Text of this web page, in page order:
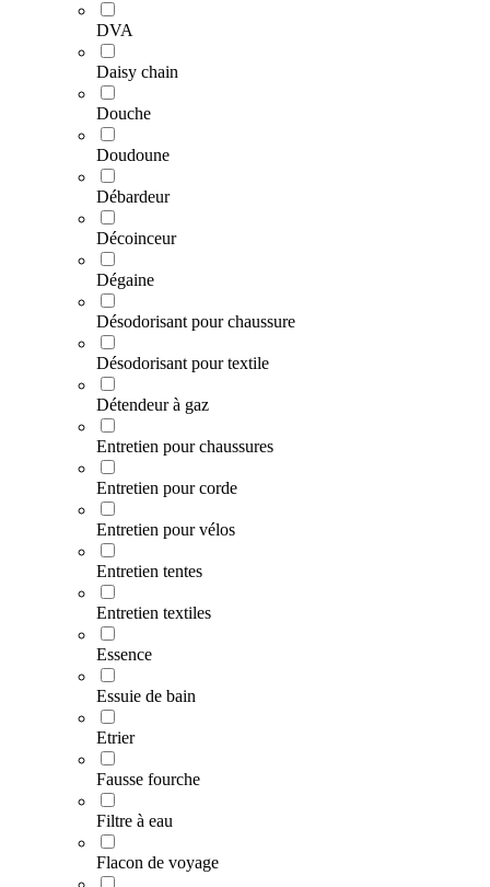
DVA
Daisy chain
Douche
Doudoune
Débardeur
Décoinceur
Dégaine
Désodorisant pour chaussure
Désodorisant pour textile
Détendeur à gaz
Entretien pour chaussures
Entretien pour corde
Entretien pour vélos
Entretien tentes
Entretien textiles
Essence
Essuie de bain
Etrier
Fausse fourche
Filtre à eau
Flacon de voyage